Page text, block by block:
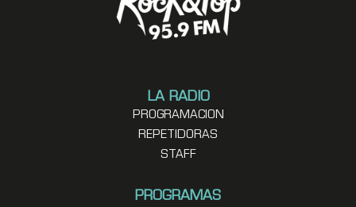
LA RADIO
PROGRAMACION
REPETIDORAS
STAFF
PROGRAMAS